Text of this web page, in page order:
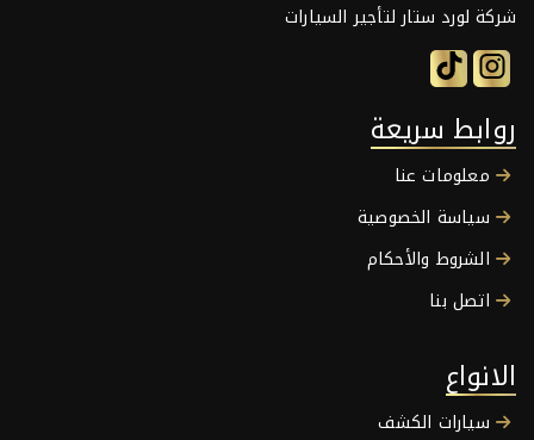
شركة لورد ستار لتأجير السيارات
روابط سريعة
معلومات عنا
سياسة الخصوصية
الشروط والأحكام
اتصل بنا
الانواع
سيارات الكشف